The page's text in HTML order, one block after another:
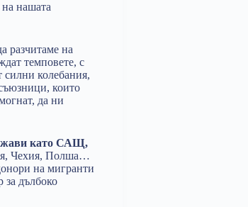
нашата
разчитаме на
темповете, с
силни колебания,
които
да ни
като САЩ,
Чехия, Полша…
на мигранти
дълбоко